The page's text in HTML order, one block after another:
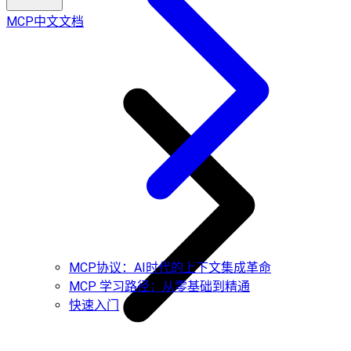
MCP协议：AI时代的上下文集成革命
MCP 学习路径：从零基础到精通
快速入门
MCP中文文档